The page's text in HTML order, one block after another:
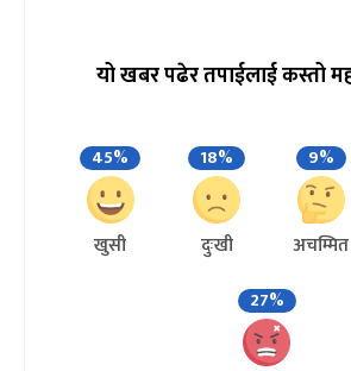
यो खबर पढेर तपाईलाई कस्तो
45%
खुसी
18%
दुःखी
9%
अचम्मित
27%